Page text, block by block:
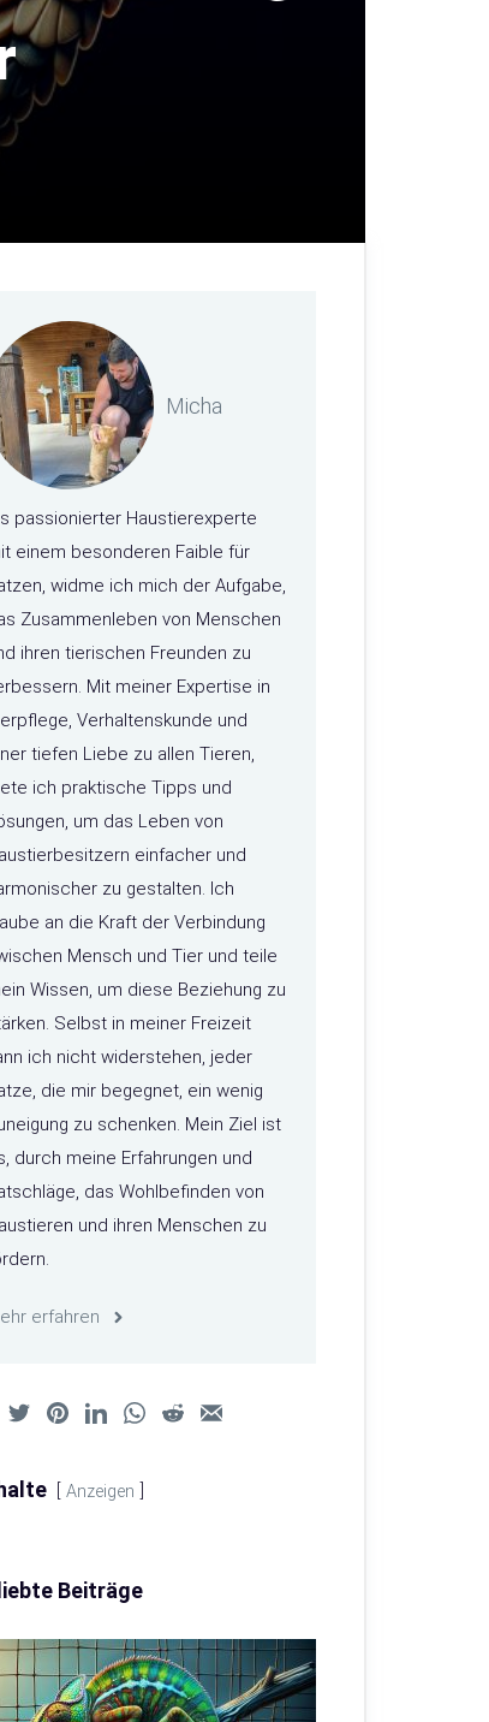
Micha
passionierter Haustierexperte
einem besonderen Faible für
widme ich mich der Aufgabe,
Zusammenleben von Menschen
ihren tierischen Freunden zu
Mit meiner Expertise in
Verhaltenskunde und
tiefen Liebe zu allen Tieren,
ich praktische Tipps und
um das Leben von
einfacher und
zu gestalten. Ich
an die Kraft der Verbindung
Mensch und Tier und teile
Wissen, um diese Beziehung zu
Selbst in meiner Freizeit
ich nicht widerstehen, jeder
die mir begegnet, ein wenig
zu schenken. Mein Ziel ist
durch meine Erfahrungen und
das Wohlbefinden von
und ihren Menschen zu
erfahren
Anzeigen
Beiträge